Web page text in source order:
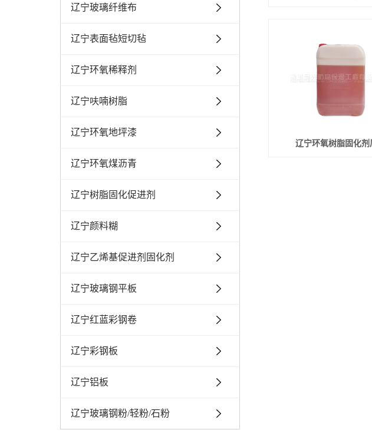
辽宁玻璃纤维布
辽宁表面毡短切毡
辽宁环氧稀释剂
辽宁呋喃树脂
辽宁环氧地坪漆
辽宁环氧煤沥青
辽宁树脂固化促进剂
辽宁颜料糊
辽宁乙烯基促进剂固化剂
辽宁玻璃钢平板
辽宁红蓝彩钢卷
辽宁彩钢板
辽宁铝板
辽宁玻璃钢粉/轻粉/石粉
辽宁环氧树脂固化剂